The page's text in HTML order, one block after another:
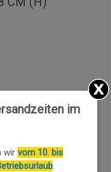
WEITER
im
wir vom 10. bis
.